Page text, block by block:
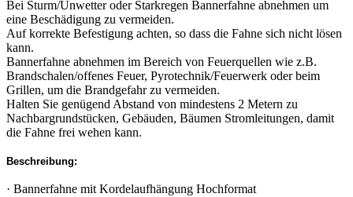
Bei Sturm/Unwetter oder Starkregen Bannerfahne abnehmen um
eine Beschädigung zu vermeiden.
Auf korrekte Befestigung achten, so dass die Fahne sich nicht lösen
kann.
Bannerfahne abnehmen im Bereich von Feuerquellen wie z.B.
Brandschalen/offenes Feuer, Pyrotechnik/Feuerwerk oder beim
Grillen, um die Brandgefahr zu vermeiden.
Halten Sie genügend Abstand von mindestens 2 Metern zu
Nachbargrundstücken, Gebäuden, Bäumen Stromleitungen, damit
die Fahne frei wehen kann.
Beschreibung:
· Bannerfahne mit Kordelaufhängung Hochformat